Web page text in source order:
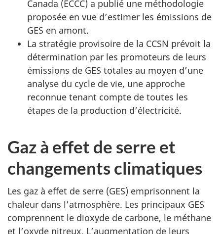
Canada (ECCC) a publié une méthodologie
proposée en vue d’estimer les émissions de
GES en amont.
La stratégie provisoire de la CCSN prévoit la
détermination par les promoteurs de leurs
émissions de GES totales au moyen d’une
analyse du cycle de vie, une approche
reconnue tenant compte de toutes les
étapes de la production d’électricité.
Gaz à effet de serre et
changements climatiques
Les gaz à effet de serre (GES) emprisonnent la
chaleur dans l’atmosphère. Les principaux GES
comprennent le dioxyde de carbone, le méthane
et l’oxyde nitreux. L’augmentation de leurs